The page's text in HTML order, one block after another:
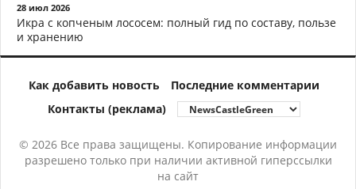
28 июл 2026
Икра с копченым лососем: полный гид по составу, пользе
и хранению
Как добавить новость
Последние комментарии
Контакты (реклама)
© 2026 Все права защищены. Копирование информации
разрешено только при наличии активной гиперссылки
на сайт